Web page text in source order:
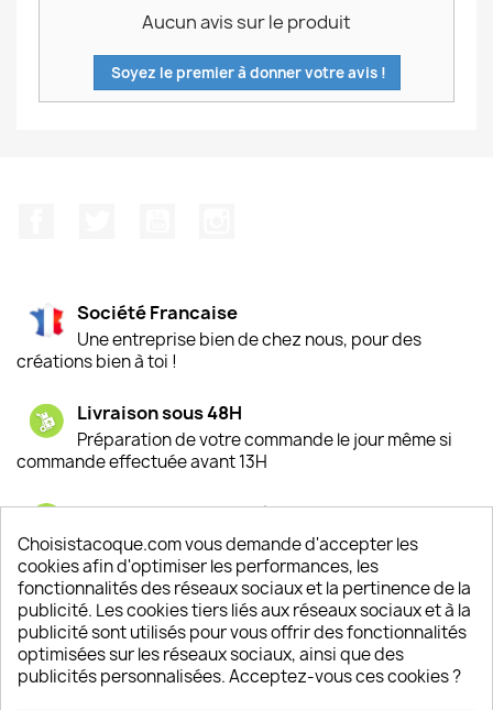
Aucun avis sur le produit
Soyez le premier à donner votre avis !
Société Francaise
Une entreprise bien de chez nous, pour des
créations bien à toi !
Livraison sous 48H
Préparation de votre commande le jour même si
commande effectuée avant 13H
Satisfaction de nos clients
Depuis 2009, entre 92% et 94% de nos clients
sont satisfaits de nos produits
Un SAV à votre écoute
Notre SAV est disponible 6/7J de 10h à 18H
Choisistacoque.com vous demande d'accepter les
cookies afin d'optimiser les performances, les
fonctionnalités des réseaux sociaux et la pertinence de la
publicité. Les cookies tiers liés aux réseaux sociaux et à la
publicité sont utilisés pour vous offrir des fonctionnalités
optimisées sur les réseaux sociaux, ainsi que des
publicités personnalisées. Acceptez-vous ces cookies ?